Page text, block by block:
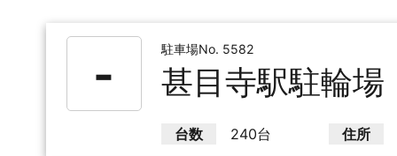
- 駐車場No. 5582
甚目寺駅駐輪場
台数 240台 住所